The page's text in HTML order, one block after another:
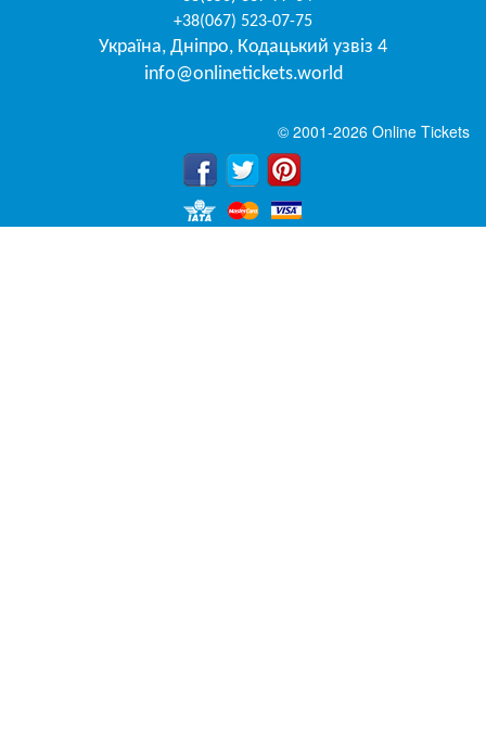
+38(067) 523-07-75
Україна, Дніпро, Кодацький узвіз 4
info@onlinetickets.world
© 2001-2026 Online Tickets